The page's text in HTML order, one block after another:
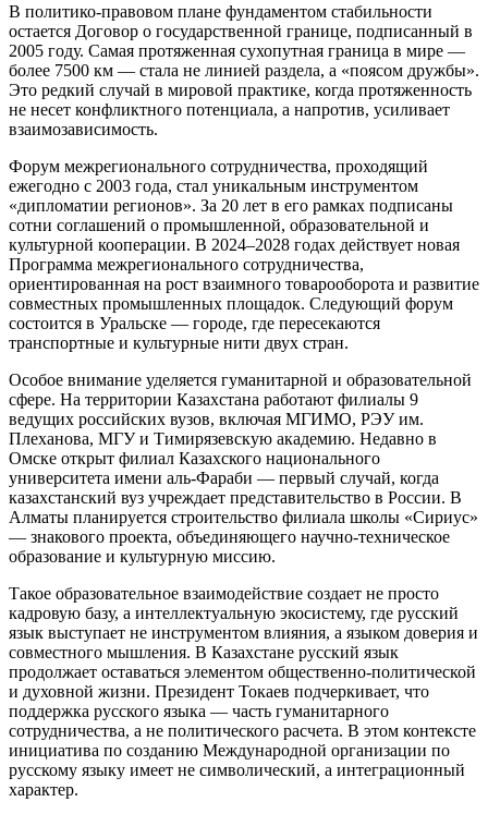
В политико-правовом плане фундаментом стабильности
остается Договор о государственной границе, подписанный в
2005 году. Самая протяженная сухопутная граница в мире —
более 7500 км — стала не линией раздела, а «поясом дружбы».
Это редкий случай в мировой практике, когда протяженность
не несет конфликтного потенциала, а напротив, усиливает
взаимозависимость.
Форум межрегионального сотрудничества, проходящий
ежегодно с 2003 года, стал уникальным инструментом
«дипломатии регионов». За 20 лет в его рамках подписаны
сотни соглашений о промышленной, образовательной и
культурной кооперации. В 2024–2028 годах действует новая
Программа межрегионального сотрудничества,
ориентированная на рост взаимного товарооборота и развитие
совместных промышленных площадок. Следующий форум
состоится в Уральске — городе, где пересекаются
транспортные и культурные нити двух стран.
Особое внимание уделяется гуманитарной и образовательной
сфере. На территории Казахстана работают филиалы 9
ведущих российских вузов, включая МГИМО, РЭУ им.
Плеханова, МГУ и Тимирязевскую академию. Недавно в
Омске открыт филиал Казахского национального
университета имени аль-Фараби — первый случай, когда
казахстанский вуз учреждает представительство в России. В
Алматы планируется строительство филиала школы «Сириус»
— знакового проекта, объединяющего научно-техническое
образование и культурную миссию.
Такое образовательное взаимодействие создает не просто
кадровую базу, а интеллектуальную экосистему, где русский
язык выступает не инструментом влияния, а языком доверия и
совместного мышления. В Казахстане русский язык
продолжает оставаться элементом общественно-политической
и духовной жизни. Президент Токаев подчеркивает, что
поддержка русского языка — часть гуманитарного
сотрудничества, а не политического расчета. В этом контексте
инициатива по созданию Международной организации по
русскому языку имеет не символический, а интеграционный
характер.